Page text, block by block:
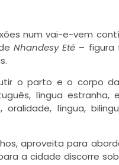
num vai-e-vem
Nhandesy Eté – figura
o parto e o corpo
língua estranha,
língua,
aproveita para
a cidade discorre